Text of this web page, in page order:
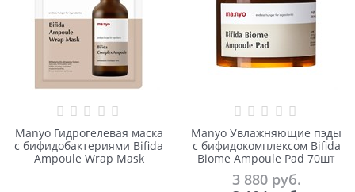
Manyo Гидрогелевая маска
с бифидобактериями Bifida
Ampoule Wrap Mask
Manyo Увлажняющие пэды
с бифидокомплексом Bifida
Biome Ampoule Pad 70шт
3 880 руб.